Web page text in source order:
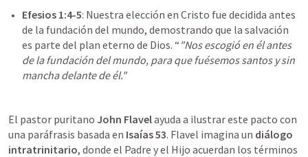
Efesios 1:4-5: Nuestra elección en Cristo fue decidida antes
de la fundación del mundo, demostrando que la salvación
es parte del plan eterno de Dios. “ "Nos escogió en él antes
de la fundación del mundo, para que fuésemos santos y sin
mancha delante de él."
El pastor puritano John Flavel ayuda a ilustrar este pacto con
una paráfrasis basada en Isaías 53. Flavel imagina un diálogo
intratrinitario, donde el Padre y el Hijo acuerdan los términos